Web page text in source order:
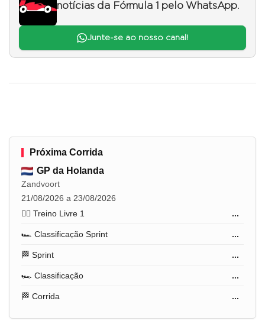
notícias da Fórmula 1 pelo WhatsApp.
Junte-se ao nosso canal!
Próxima Corrida
GP da Holanda
Zandvoort
21/08/2026 a 23/08/2026
🏋️‍♂️ Treino Livre 1
...
🏎️ Classificação Sprint ...
🏁 Sprint ...
🏎️ Classificação ...
🏁 Corrida ...